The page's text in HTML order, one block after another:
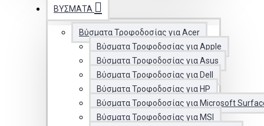
ΒΎΣΜΑΤΑ
Βύσματα Τροφοδοσίας για Acer
Βύσματα Τροφοδοσίας για Apple
Βύσματα Τροφοδοσίας για Asus
Βύσματα Τροφοδοσίας για Dell
Βύσματα Τροφοδοσίας για HP
Βύσματα Τροφοδοσίας για Microsoft
Βύσματα Τροφοδοσίας για MSI